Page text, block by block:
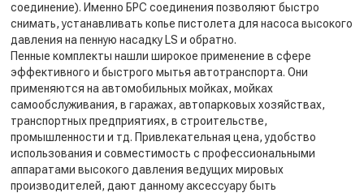
соединение). Именно БРС соединения позволяют быстро
снимать, устанавливать копье пистолета для насоса высокого
давления на пенную насадку LS и обратно.
Пенные комплекты нашли широкое применение в сфере
эффективного и быстрого мытья автотранспорта. Они
применяются на автомобильных мойках, мойках
самообслуживания, в гаражах, автопарковых хозяйствах,
транспортных предприятиях, в строительстве,
промышленности и тд. Привлекательная цена, удобство
использования и совместимость с профессиональными
аппаратами высокого давления ведущих мировых
производителей, дают данному аксессуару быть